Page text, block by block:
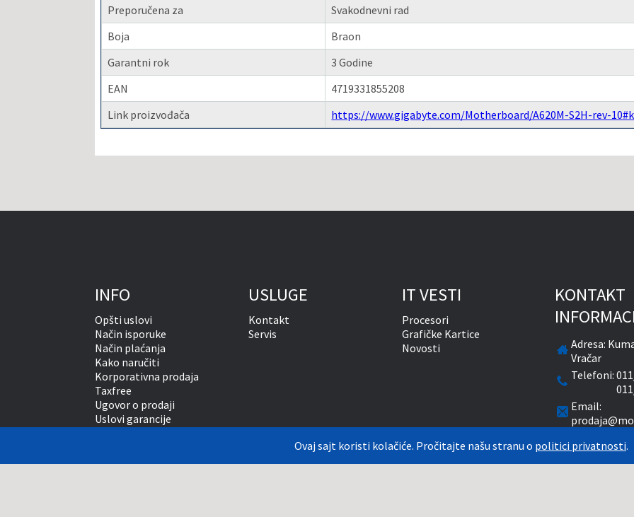
Preporučena za
Svakodnevni rad
Boja
Braon
Garantni rok
3 Godine
EAN
4719331855208
Link proizvođača
https://www.gigabyte.com/Motherboard/A620M-S2H-rev-
INFO
Opšti uslovi
Način isporuke
Način plaćanja
Kako naručiti
Korporativna prodaja
Taxfree
Ugovor o prodaji
Uslovi garancije
USLUGE
Kontakt
Servis
IT VESTI
Procesori
Grafičke Kartice
Novosti
KONTAKT
Adresa:
Vračar
Telefoni:
Email:
časova
Subotom od
Ovaj sajt koristi kolačiće. Pročitajte našu stranu o politici privatnosti.